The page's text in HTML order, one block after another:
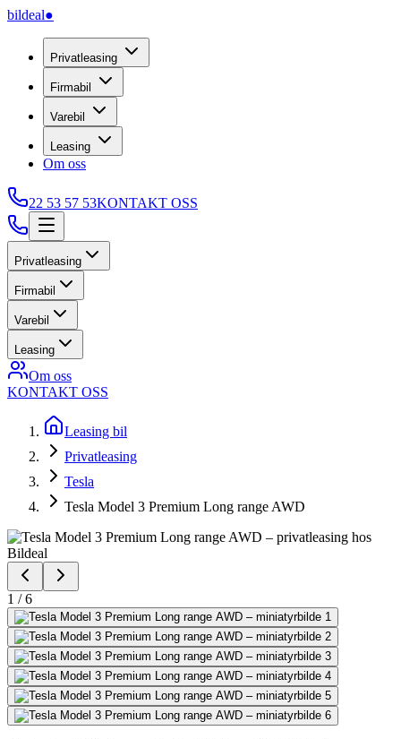
bildeal●
Privatleasing
Firmabil
Varebil
Leasing
Om oss
22 53 57 53KONTAKT OSS
Privatleasing
Firmabil
Varebil
Leasing
Om oss
KONTAKT OSS
Leasing bil
Privatleasing
Tesla
Tesla Model 3 Premium Long range AWD
1 /6